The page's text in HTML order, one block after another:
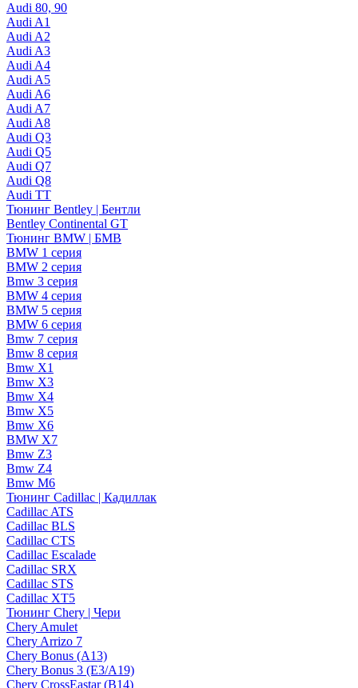
Audi 80, 90
Audi A1
Audi A2
Audi A3
Audi A4
Audi A5
Audi A6
Audi A7
Audi A8
Audi Q3
Audi Q5
Audi Q7
Audi Q8
Audi TT
Тюнинг Bentley | Бентли
Bentley Continental GT
Тюнинг BMW | БМВ
BMW 1 серия
BMW 2 серия
Bmw 3 серия
BMW 4 серия
BMW 5 серия
BMW 6 серия
Bmw 7 серия
Bmw 8 серия
Bmw X1
Bmw X3
Bmw X4
Bmw X5
Bmw X6
BMW X7
Bmw Z3
Bmw Z4
Bmw М6
Тюнинг Cadillac | Кадиллак
Cadillac ATS
Cadillac BLS
Cadillac CTS
Cadillac Escalade
Cadillac SRX
Cadillac STS
Cadillac XT5
Тюнинг Chery | Чери
Chery Amulet
Chery Arrizo 7
Chery Bonus (A13)
Chery Bonus 3 (E3/A19)
Chery CrossEastar (B14)